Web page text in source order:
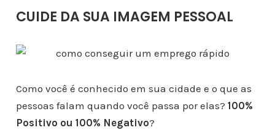
CUIDE DA SUA IMAGEM PESSOAL
Como você é conhecido em sua cidade e o que as
pessoas falam quando você passa por elas? 100%
Positivo ou 100% Negativo?